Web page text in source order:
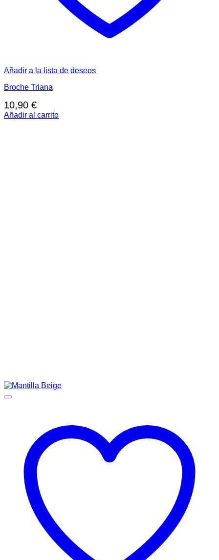
Añadir a la lista de deseos
Broche Triana
10,90 €
Añadir al carrito